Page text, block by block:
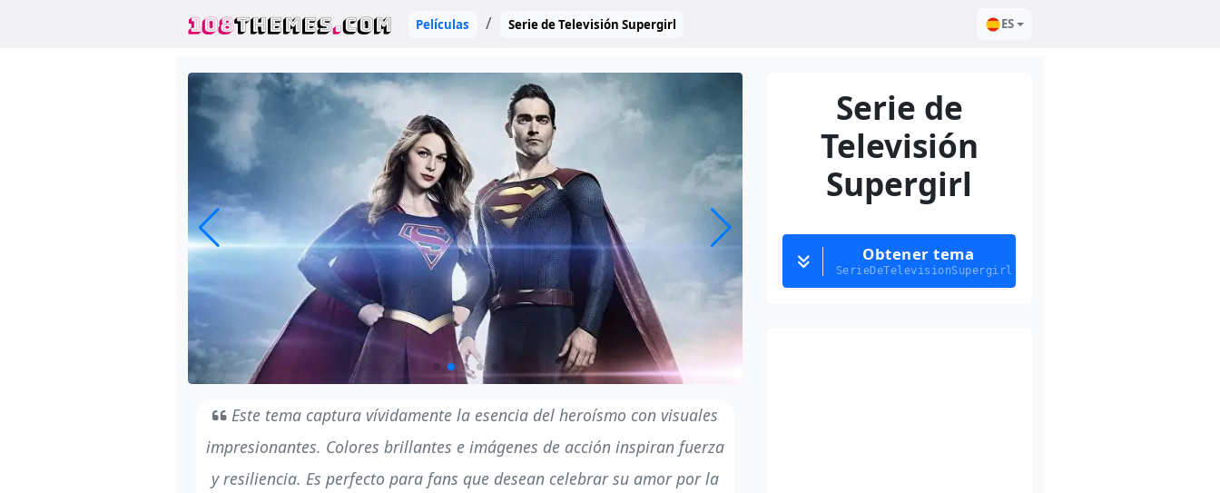
108THEMES.COM Películas Serie de Televisión Supergirl ES
Este tema captura vívidamente la esencia del heroísmo con visuales
impresionantes. Colores brillantes e imágenes de acción inspiran fuerza
y resiliencia. Es perfecto para fans que desean celebrar su amor por la
Serie de
Televisión
Supergirl
Obtener tema
SerieDeTelevisionSupergirl.deskthemepack